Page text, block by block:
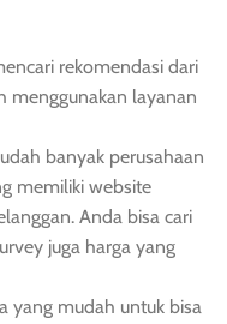
rekomendasi dari
menggunakan layanan
banyak perusahaan
memiliki website
Anda bisa cari
juga harga yang
yang mudah untuk bisa